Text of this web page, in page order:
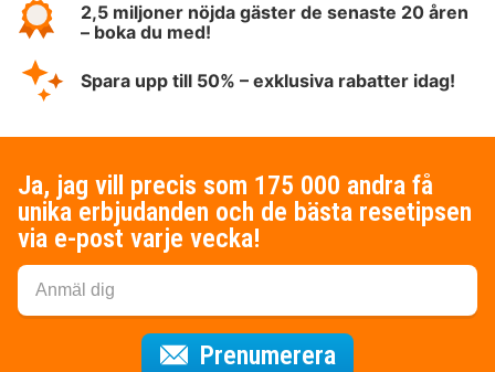
2,5 miljoner nöjda gäster de senaste 20 åren
– boka du med!
Spara upp till 50% – exklusiva rabatter idag!
Ja, jag vill precis som 175 000 andra få
unika erbjudanden och de bästa resetipsen
via e-post varje vecka!
Prenumerera